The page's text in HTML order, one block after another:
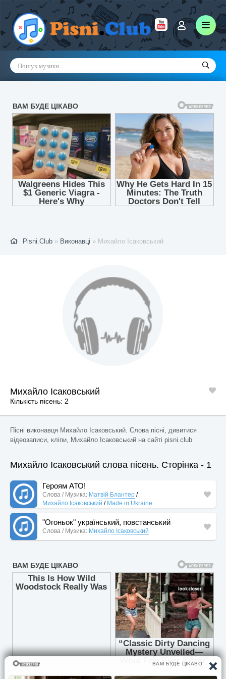
Pisni.Club » Виконавці » Михайло Ісаковський
Михайло Ісаковський
Кількість пісень: 2
Пісні виконавця Михайло Ісаковський. Слова пісні, дивитися
відеозаписи, кліпи, Михайло Ісаковський на сайті pisni.club
Михайло Ісаковський слова пісень. Сторінка - 1
Героям АТО!
Слова / Музика: Матвій Блантер /
Михайло Ісаковський / Made in Ukraine
"Огоньок" український, повстанський
Слова / Музика: Михайло Ісаковський